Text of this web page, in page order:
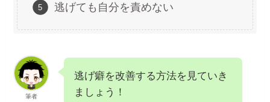
逃げても自分を責めない
筆者
逃げ癖を改善する方法を見ていき
ましょう！